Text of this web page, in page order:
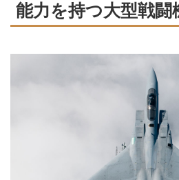
能力を持つ大型戦闘